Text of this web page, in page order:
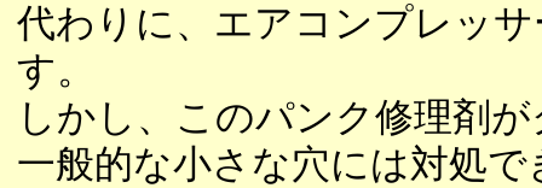
代わりに、エアコンプレッ
す。
しかし、このパンク修理剤
一般的な小さな穴には対処